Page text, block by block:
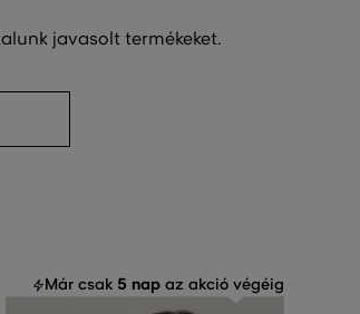
javasolt termékeket.
Már csak 5 napaz akció végéig